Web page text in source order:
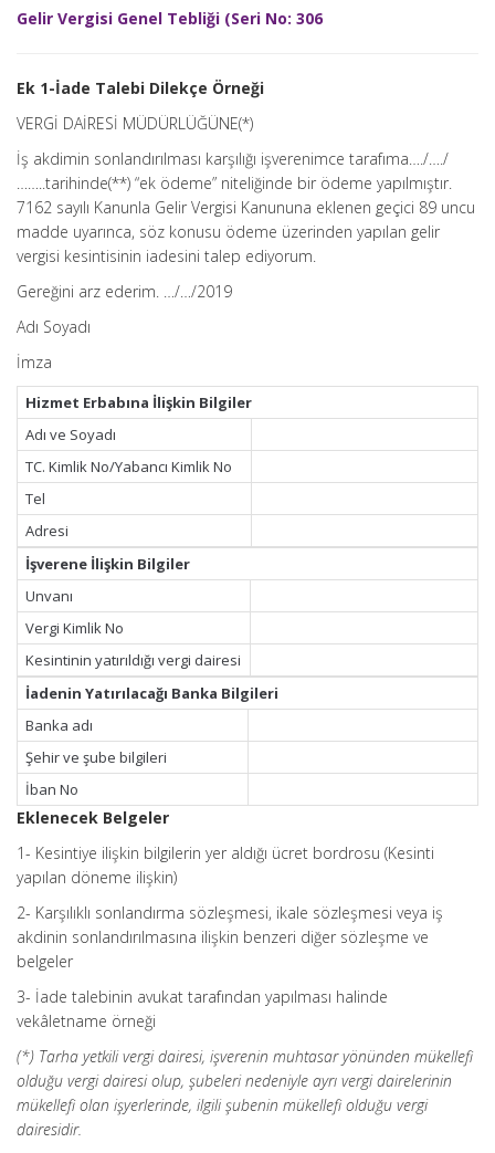
Gelir Vergisi Genel Tebliği (Seri No: 306
Ek 1-İade Talebi Dilekçe Örneği
VERGİ DAİRESİ MÜDÜRLÜĞÜNE(*)
İş akdimin sonlandırılması karşılığı işverenimce tarafıma…./…./
……..tarihinde(**) “ek ödeme” niteliğinde bir ödeme yapılmıştır.
7162 sayılı Kanunla Gelir Vergisi Kanununa eklenen geçici 89 uncu
madde uyarınca, söz konusu ödeme üzerinden yapılan gelir
vergisi kesintisinin iadesini talep ediyorum.
Gereğini arz ederim. …/…/2019
Adı Soyadı
İmza
Hizmet Erbabına İlişkin Bilgiler
Adı ve Soyadı
TC. Kimlik No/Yabancı Kimlik No
Tel
Adresi
İşverene İlişkin Bilgiler
Unvanı
Vergi Kimlik No
Kesintinin yatırıldığı vergi dairesi
İadenin Yatırılacağı Banka Bilgileri
Banka adı
Şehir ve şube bilgileri
İban No
Eklenecek Belgeler
1- Kesintiye ilişkin bilgilerin yer aldığı ücret bordrosu (Kesinti
yapılan döneme ilişkin)
2- Karşılıklı sonlandırma sözleşmesi, ikale sözleşmesi veya iş
akdinin sonlandırılmasına ilişkin benzeri diğer sözleşme ve
belgeler
3- İade talebinin avukat tarafından yapılması halinde
vekâletname örneği
(*) Tarha yetkili vergi dairesi, işverenin muhtasar yönünden mükellefi
olduğu vergi dairesi olup, şubeleri nedeniyle ayrı vergi dairelerinin
mükellefi olan işyerlerinde, ilgili şubenin mükellefi olduğu vergi
dairesidir.